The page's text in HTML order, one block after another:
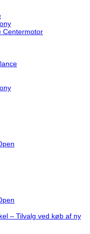
Centermotor
– Tilvalg ved køb af ny